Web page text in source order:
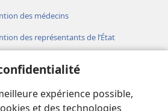
expérience possible,
et des technologies
des médecins
des représentants de l’État